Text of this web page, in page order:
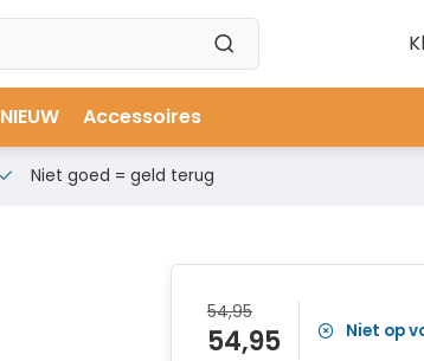
NIEUW Accessoires
Niet goed = geld terug
54,95
54,95 Niet op